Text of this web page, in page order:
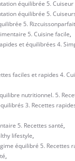
équilibrée 5. Cuiseur
équilibrée 5.
5.
5. Cuisine facile,
et équilibrées 4.
faciles et rapides 4.
nutritionnel. 5.
3. Recettes
5. Recettes santé,
lifestyle,
équilibré 5. Recettes
,